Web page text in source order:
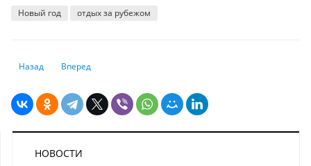
Новый год отдых за рубежом
Предыдущий: Как узнать реальную цену на понравившуюся квартиру
Назад Следующий: Какими препаратами можно
Вперед
НОВОСТИ